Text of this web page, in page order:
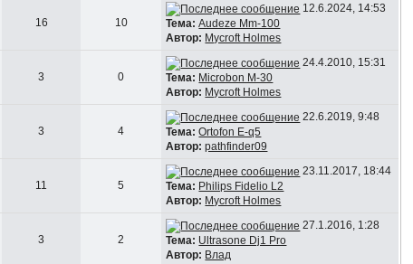
16 10
12.6.2024, 14:53
Тема: Audeze Mm-100
Автор: Mycroft Holmes
3 0
24.4.2010, 15:31
Тема: Microbon M-30
Автор: Mycroft Holmes
3 4
22.6.2019, 9:48
Тема: Ortofon E-q5
Автор: pathfinder09
11 5
23.11.2017, 18:44
Тема: Philips Fidelio L2
Автор: Mycroft Holmes
3 2
27.1.2016, 1:28
Тема: Ultrasone Dj1 Pro
Автор: Влад